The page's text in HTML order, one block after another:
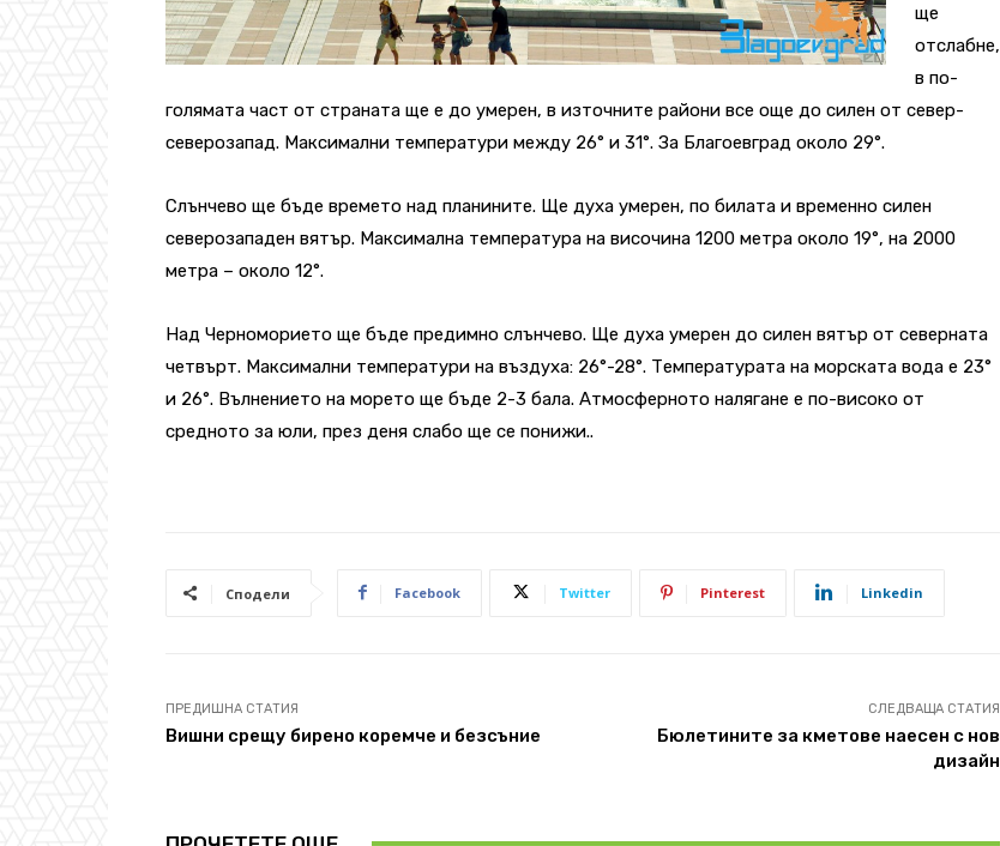
ще
отслабне,
в по-
голямата част от страната ще е до умерен, в източните райони все още до силен от север-
северозапад. Максимални температури между 26° и 31°. За Благоевград около 29°.
Слънчево ще бъде времето над планините. Ще духа умерен, по билата и временно силен
северозападен вятър. Максимална температура на височина 1200 метра около 19°, на 2000
метра – около 12°.
Над Черноморието ще бъде предимно слънчево. Ще духа умерен до силен вятър от северната
четвърт. Максимални температури на въздуха: 26°-28°. Температурата на морската вода е 23°
и 26°. Вълнението на морето ще бъде 2-3 бала. Атмосферното налягане е по-високо от
средното за юли, през деня слабо ще се понижи..
Сподели Facebook Twitter Pinterest Linkedin
ПРЕДИШНА СТАТИЯ
Вишни срещу бирено коремче и безсъние
СЛЕДВАЩА СТАТИЯ
Бюлетините за кметове наесен с нов
дизайн